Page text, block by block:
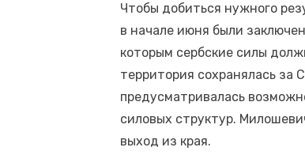
Чтобы добиться нужного
в начале июня были
которым сербские силы
территория сохранялась за
предусматривалась
силовых структур.
выход из края.